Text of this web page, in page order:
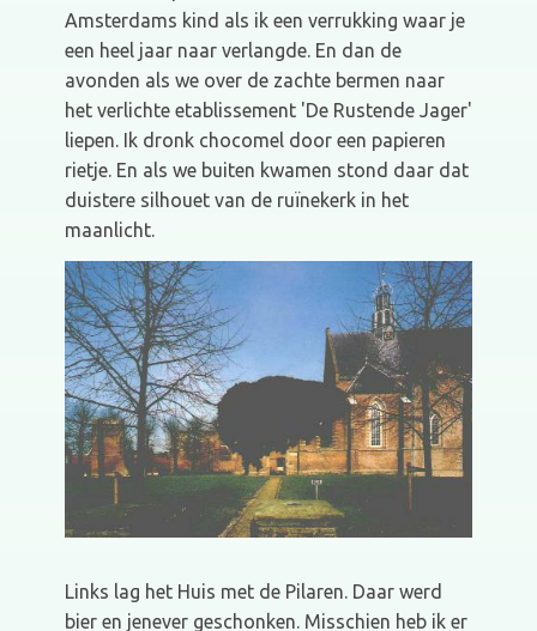
Amsterdams kind als ik een verrukking waar je
een heel jaar naar verlangde. En dan de
avonden als we over de zachte bermen naar
het verlichte etablissement 'De Rustende Jager'
liepen. Ik dronk chocomel door een papieren
rietje. En als we buiten kwamen stond daar dat
duistere silhouet van de ruïnekerk in het
maanlicht.
Links lag het Huis met de Pilaren. Daar werd
bier en jenever geschonken. Misschien heb ik er